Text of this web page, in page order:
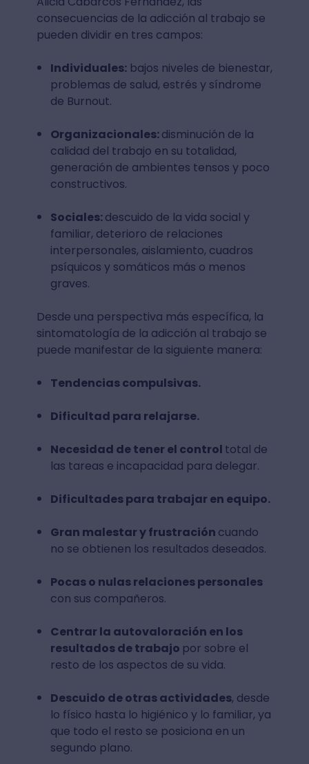
consecuencias de la adicción al trabajo se
pueden dividir en tres campos:
Individuales:bajos niveles de bienestar,
problemas de salud, estrés y síndrome
de Burnout.
Organizacionales:disminución de la
calidad del trabajo en su totalidad,
generación de ambientes tensos y poco
constructivos.
Sociales:descuido de la vida social y
familiar, deterioro de relaciones
interpersonales, aislamiento, cuadros
psíquicos y somáticos más o menos
graves.
Desde una perspectiva más específica, la
sintomatología de la adicción al trabajo se
puede manifestar de la siguiente manera:
Tendencias compulsivas.
Dificultad para relajarse.
Necesidad de tener el control total de
las tareas e incapacidad para delegar.
Dificultades para trabajar en equipo.
Gran malestar y frustración cuando
no se obtienen los resultados deseados.
Pocas o nulas relaciones personales
con sus compañeros.
Centrar la autovaloración en los
resultados de trabajo por sobre el
resto de los aspectos de su vida.
Descuido de otras actividades, desde
lo físico hasta lo higiénico y lo familiar, ya
que todo el resto se posiciona en un
segundo plano.